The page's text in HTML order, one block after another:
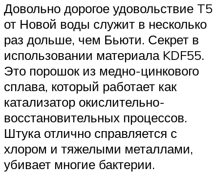
Довольно дорогое удовольствие T5
от Новой воды служит в несколько
раз дольше, чем Бьюти. Секрет в
использовании материала KDF55.
Это порошок из медно-цинкового
сплава, который работает как
катализатор окислительно-
восстановительных процессов.
Штука отлично справляется с
хлором и тяжелыми металлами,
убивает многие бактерии.